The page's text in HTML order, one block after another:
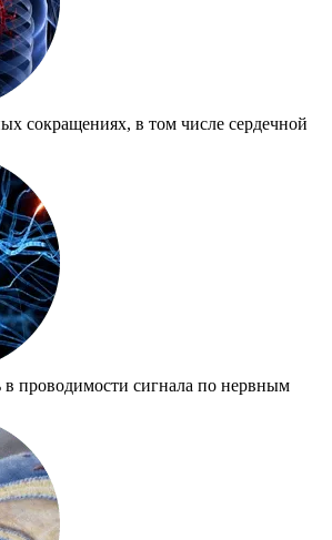
сокращениях, в том числе сердечной
проводимости сигнала по нервным